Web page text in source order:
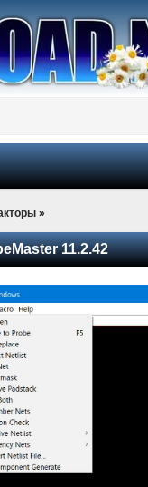
»
11.2.42